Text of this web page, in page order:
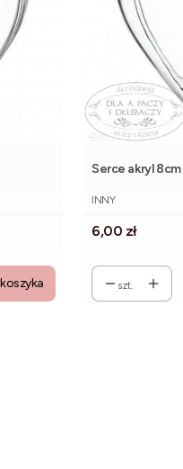
Serce akryl 8cm
PRODUCENT
INNY
Cena
6,00 zł
szt.